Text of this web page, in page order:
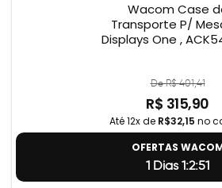
Wacom Case
Transporte P/
Displays One ,
De R$ 401,41
R$ 315,90
Até 12x de R$32,15 no
OFERTAS
1 Dias 1:2:50